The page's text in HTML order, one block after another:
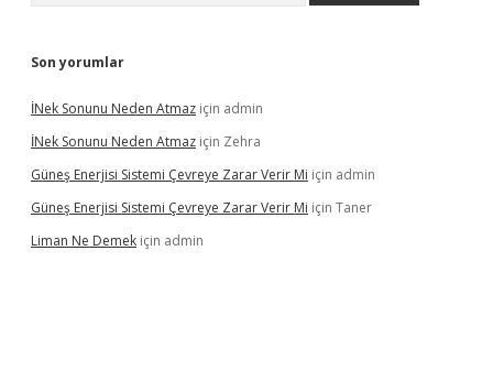
Son yorumlar
İNek Sonunu Neden Atmaz için admin
İNek Sonunu Neden Atmaz için Zehra
Güneş Enerjisi Sistemi Çevreye Zarar Verir Mi için admin
Güneş Enerjisi Sistemi Çevreye Zarar Verir Mi için Taner
Liman Ne Demek için admin